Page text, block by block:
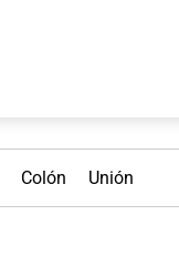
Colón Unión